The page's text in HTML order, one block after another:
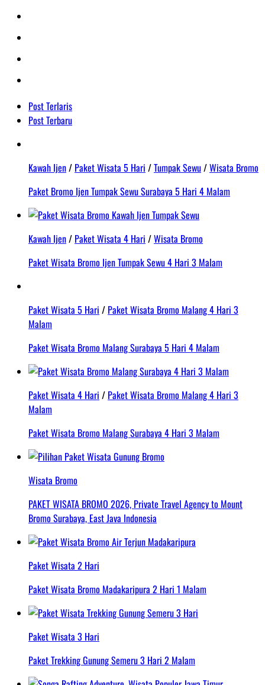
Post Terlaris
Post Terbaru
Kawah Ijen/ Paket Wisata 5 Hari /Tumpak Sewu/Wisata Bromo
Paket Bromo Ijen Tumpak Sewu Surabaya 5 Hari 4 Malam
Kawah Ijen/ Paket Wisata 4 Hari /Wisata Bromo
Paket Wisata Bromo Ijen Tumpak Sewu 4 Hari 3 Malam
Paket Wisata 5 Hari / Paket Wisata Bromo Malang 4 Hari 3
Malam
Paket Wisata Bromo Malang Surabaya 5 Hari 4 Malam
Paket Wisata 4 Hari / Paket Wisata Bromo Malang 4 Hari 3
Malam
Paket Wisata Bromo Malang Surabaya 4 Hari 3 Malam
Wisata Bromo
PAKET WISATA BROMO 2026, Private Travel Agency to Mount
Bromo Surabaya, East Java Indonesia
Paket Wisata 2 Hari
Paket Wisata Bromo Madakaripura 2 Hari 1 Malam
Paket Wisata 3 Hari
Paket Trekking Gunung Semeru 3 Hari 2 Malam